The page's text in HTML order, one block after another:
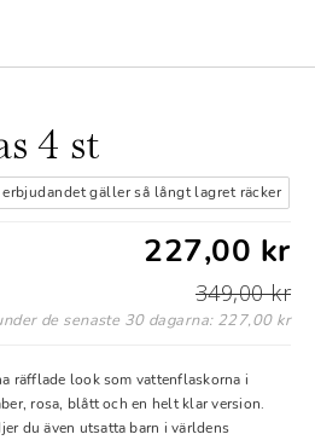
4 st
gäller så långt lagret räcker
227,00 kr
349,00 kr
de senaste 30 dagarna: 227,00 kr
räfflade look som vattenflaskorna i
rosa, blått och en helt klar version.
du även utsatta barn i världens